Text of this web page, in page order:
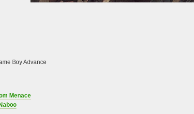
Boy Advance
Menace